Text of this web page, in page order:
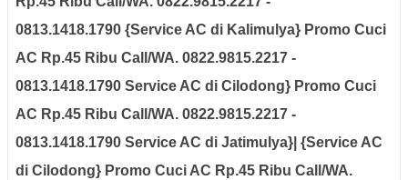
0813.1418.1790 {Service AC di Kalimulya} Promo Cuci
AC Rp.45 Ribu Call/WA. 0822.9815.2217 -
0813.1418.1790 Service AC di Cilodong} Promo Cuci
AC Rp.45 Ribu Call/WA. 0822.9815.2217 -
0813.1418.1790 Service AC di Jatimulya}| {Service AC
di Cilodong} Promo Cuci AC Rp.45 Ribu Call/WA.